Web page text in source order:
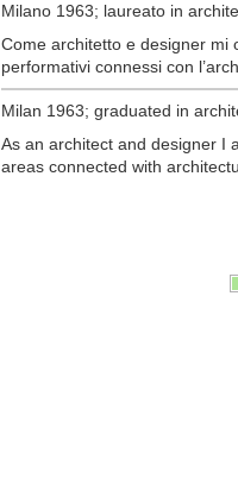
Milano 1963; laureato in
Come architetto e designer mi
performativi connessi con
Milan 1963; graduated in
As an architect and designer I
areas connected with